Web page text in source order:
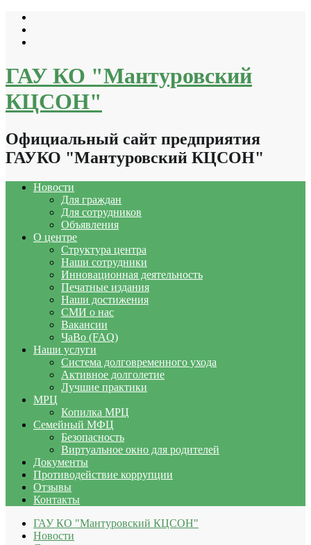
Перейти
содержимому
ГАУ КО "Мантуровский
КЦСОН"
Официальный сайт предприятия
ГАУКО "Мантуровский КЦСОН"
Новости
Для граждан
Для сотрудников
Объявления
О центре
Структура центра
Наши сотрудники
Инновационная деятельность
Печатные издания
Наши достижения
СМИ о нас
Вакансии
ЧаВо (FAQ)
Наши услуги
Система долговременного ухода
Активное долголетие
Лучшие практики
МРЦ
Копилка МРЦ
Семейный МФЦ
Безопасность
Виртуальное окно для родителей
Документы
Противодействие коррупции
Отзывы
Контакты
ГАУ КО "Мантуровский КЦСОН"
Новости